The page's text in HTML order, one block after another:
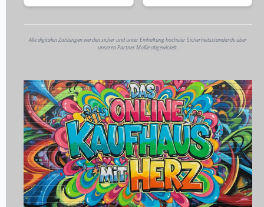
Alle digitalen Zahlungen werden sicher und unter Einhaltung höchster Sicherheitsstandards über
unseren Partner Mollie abgewickelt.